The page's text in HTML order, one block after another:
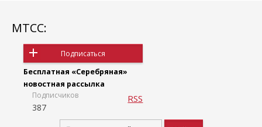
МТСС:
Подписаться
Бесплатная «Серебряная»
новостная рассылка
Подписчиков
387
RSS